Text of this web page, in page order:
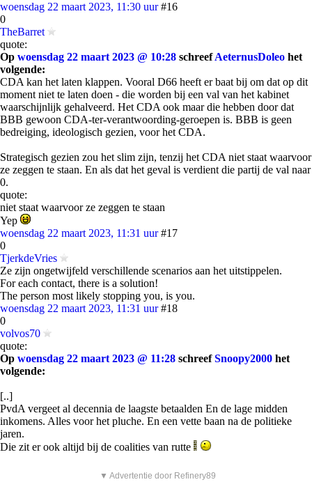
woensdag 22 maart 2023, 11:30 uur #16
0
TheBarret
quote:
Op woensdag 22 maart 2023 @ 10:28 schreefAeternusDoleo het
volgende:
CDA kan het laten klappen. Vooral D66 heeft er baat bij om dat op dit
moment niet te laten doen - die worden bij een val van het kabinet
waarschijnlijk gehalveerd. Het CDA ook maar die hebben door dat
BBB gewoon CDA-ter-verantwoording-geroepen is. BBB is geen
bedreiging, ideologisch gezien, voor het CDA.
Strategisch gezien zou het slim zijn, tenzij het CDA niet staat waarvoor
ze zeggen te staan. En als dat het geval is verdient die partij de val naar
0.
quote:
niet staat waarvoor ze zeggen te staan
Yep
woensdag 22 maart 2023, 11:31 uur #17
0
TjerkdeVries
Ze zijn ongetwijfeld verschillende scenarios aan het uitstippelen.
For each contact, there is a solution!
The person most likely stopping you, is you.
woensdag 22 maart 2023, 11:31 uur #18
0
volvos70
quote:
Op woensdag 22 maart 2023 @ 11:28 schreefSnoopy2000 het
volgende:
[..]
PvdA vergeet al decennia de laagste betaalden En de lage midden
inkomens. Alles voor het pluche. En een vette baan na de politieke
jaren.
Die zit er ook altijd bij de coalities van rutte
▼ Advertentie door Refinery89